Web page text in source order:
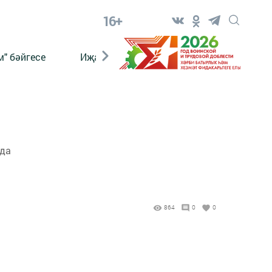
16+
бәйгесе Иҗат Реклама Онлайн
864 0 0